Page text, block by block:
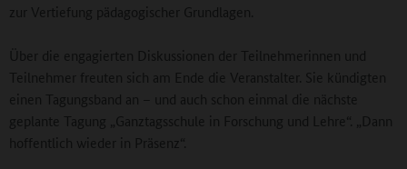
zur Vertiefung pädagogischer Grundlagen.
Über die engagierten Diskussionen der Teilnehmerinnen und
Teilnehmer freuten sich am Ende die Veranstalter. Sie kündigten
einen Tagungsband an – und auch schon einmal die nächste
geplante Tagung „Ganztagsschule in Forschung und Lehre“. „Dann
hoffentlich wieder in Präsenz“.